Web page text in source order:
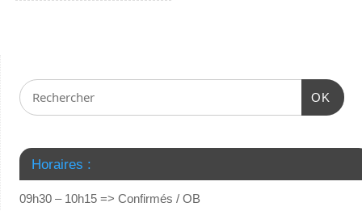
OK
Horaires :
09h30 – 10h15 => Confirmés / OB